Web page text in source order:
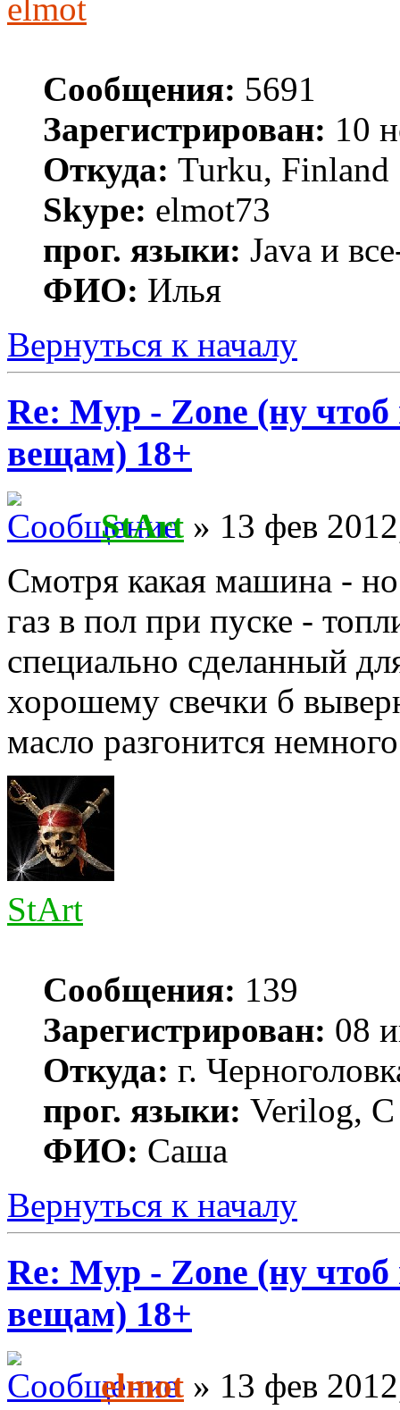
elmot
Сообщения: 5691
Зарегистрирован: 10
Откуда: Turku, Finland
Skype: elmot73
прог. языки: Java и
ФИО: Илья
Вернуться к началу
Re: Myp - Zone (ну
вещам) 18+
StArt » 13 фев
Смотря какая машина -
газ в пол при пуске -
специально сделанный
хорошему свечки б
масло разгонится
StArt
Сообщения: 139
Зарегистрирован: 08
Откуда: г.
прог. языки: Verilog, С
ФИО: Саша
Вернуться к началу
Re: Myp - Zone (ну
вещам) 18+
elmot » 13 фев